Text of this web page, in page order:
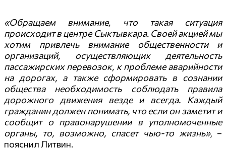
«Обращаем внимание, что такая ситуация
происходит в центре Сыктывкара. Своей акцией мы
хотим привлечь внимание общественности и
организаций, осуществляющих деятельность
пассажирских перевозок, к проблеме аварийности
на дорогах, а также сформировать в сознании
общества необходимость соблюдать правила
дорожного движения везде и всегда. Каждый
гражданин должен понимать, что если он заметит и
сообщит о правонарушении в уполномоченные
органы, то, возможно, спасет чью-то жизнь», –
пояснил Литвин.